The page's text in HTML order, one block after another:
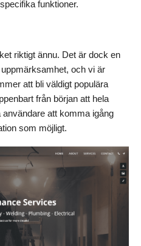
funktioner.
riktigt ännu. Det är dock en
och vi är
att bli väldigt populära
från början att hela
att komma igång
som möjligt.